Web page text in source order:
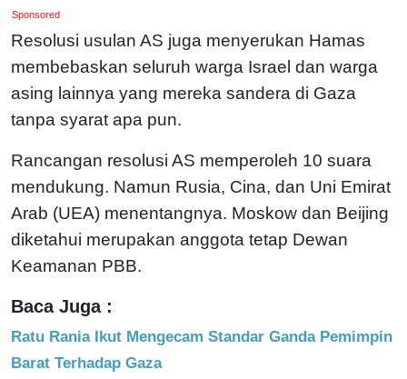
Sponsored
Resolusi usulan AS juga menyerukan Hamas
membebaskan seluruh warga Israel dan warga
asing lainnya yang mereka sandera di Gaza
tanpa syarat apa pun.
Rancangan resolusi AS memperoleh 10 suara
mendukung. Namun Rusia, Cina, dan Uni Emirat
Arab (UEA) menentangnya. Moskow dan Beijing
diketahui merupakan anggota tetap Dewan
Keamanan PBB.
Baca Juga :
Ratu Rania Ikut Mengecam Standar Ganda Pemimpin
Barat Terhadap Gaza